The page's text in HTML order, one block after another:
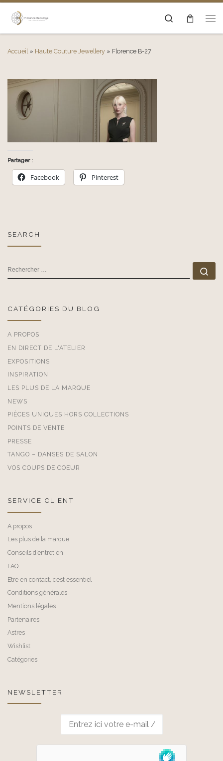
Passer au contenu Search
Accueil » Haute Couture Jewellery » Florence B-27
Partager :
Facebook Pinterest
SEARCH
RECHERCHER
CATÉGORIES DU BLOG
A PROPOS
EN DIRECT DE L'ATELIER
EXPOSITIONS
INSPIRATION
LES PLUS DE LA MARQUE
NEWS
PIÈCES UNIQUES HORS COLLECTIONS
POINTS DE VENTE
PRESSE
TANGO – DANSES DE SALON
VOS COUPS DE COEUR
SERVICE CLIENT
A propos
Les plus de la marque
Conseils d’entretien
FAQ
Etre en contact, c’est essentiel
Conditions générales
Mentions légales
Partenaires
Astres
Wishlist
Catégories
NEWSLETTER